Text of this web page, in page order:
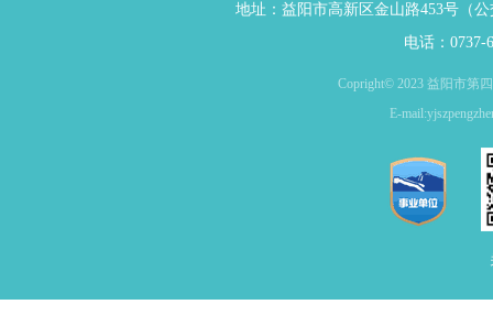
地址：益阳市高新区金山路453号（
电话：0737-
Copright© 2023 益阳市第
E-